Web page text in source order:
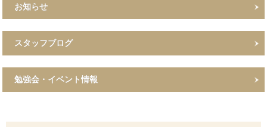
お知らせ
スタッフブログ
勉強会・イベント情報